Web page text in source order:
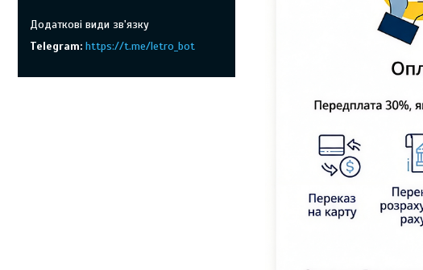
Telegram https://t.me/letro_bot